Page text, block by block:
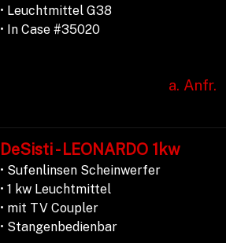
• Leuchtmittel G38
• In Case #35020
a. Anfr.
DeSisti - LEONARDO 1kw
• Sufenlinsen Scheinwerfer
• 1 kw Leuchtmittel
• mit TV Coupler
• Stangenbedienbar